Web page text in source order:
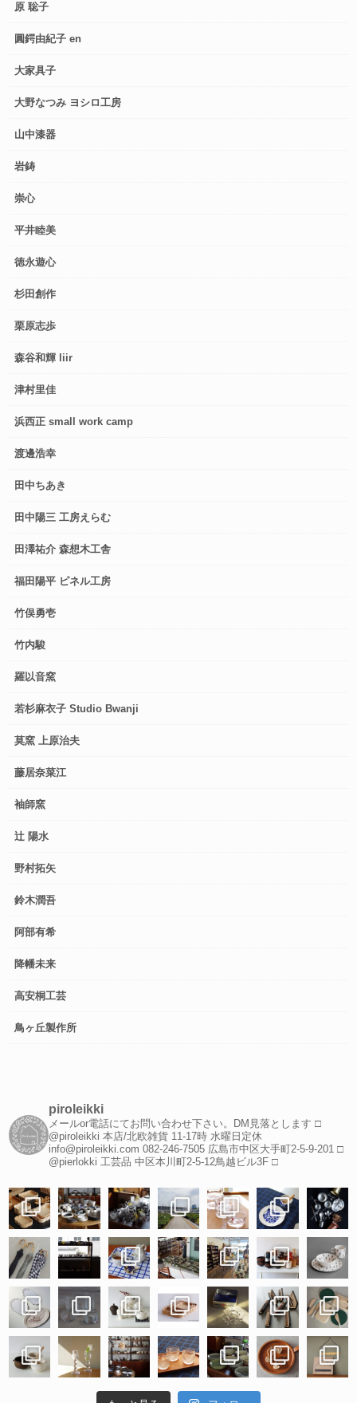
原 聡子
圓鍔由紀子 en
大家具子
大野なつみ ヨシロ工房
山中漆器
岩鋳
崇心
平井睦美
徳永遊心
杉田創作
栗原志歩
森谷和輝 liir
津村里佳
浜西正 small work camp
渡邊浩幸
田中ちあき
田中陽三 工房えらむ
田澤祐介 森想木工舎
福田陽平 ピネル工房
竹俣勇壱
竹内駿
羅以音窯
若杉麻衣子 Studio Bwanji
莫窯 上原治夫
藤居奈菜江
袖師窯
辻 陽水
野村拓矢
鈴木潤吾
阿部有希
降幡未来
高安桐工芸
鳥ヶ丘製作所
piroleikki
メールor電話にてお問い合わせ下さい。DM見落とします □
@piroleikki 本店/北欧雑貨 11-17時 水曜日定休
info@piroleikki.com 082-246-7505 広島市中区大手町2-5-9-201 □
@pierlokki 工芸品 中区本川町2-5-12鳥越ビル3F □